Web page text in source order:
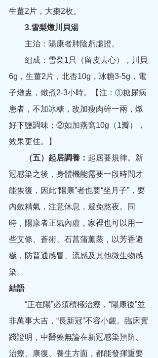
生薑2片，大棗2枚。
3.雪梨燉川貝湯
主治：陽康者肺陰虧虛證。
組成：雪梨1只（留皮去心），川貝
6g，生薑2片，北杏10g，冰糖3-5g，電
子燉盅，燉煮2-3小時。【注：①糖尿病
患者，不加冰糖，改加瘦肉碎一兩，燉
好下鹽調味；②如加燕窩10g（1瓣），
效果更佳。】
（五）起居調養： 起居要規律。新
冠感染之後，身體機能需要一段時間才
能恢復，因此“陽康”者也要“坐月子”，要
內斂精氣，注意休息，避免熬夜。同
時，陽康者正氣內虛，家裡也可以用一
些艾條、蒼術、石菖蒲薰蒸，以芳香避
穢，防普通感冒、流感及其他微生物感
染。
結語
“正在陽”必須積極治療，“陽康後”並
非萬事大吉，“長新冠”不容小覷。臨床實
踐證明，中醫藥無論在新冠感染預防、
治療、康復、養生方面，都能發揮重要